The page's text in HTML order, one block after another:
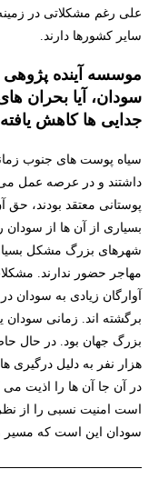
علی رغم مشکلاتی در
سایر کشورها دارند.
موسسه آینده پژوهی
سودان، آیا بحران
جدایی ها کاهش
سیاه پوست های جنوب
داشتند و در عرصه عمل
پوستانی معتقد بودند،
بسیاری از آن ها از
شهرهای بزرگ مشکل
مهاجر حضور ندارند.
آوارگان زیادی به سودان
برگشته اند. زمانی سودان
بزرگ جهان بود. در حال
هزار نفر به دلیل درگیری
در آن جا آن ها را اذیت
است امنیت نسبی را از
سودان این است که مسیر